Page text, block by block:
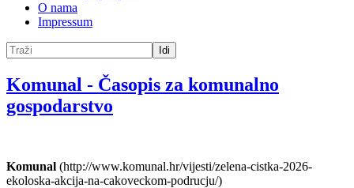
O nama
Impressum
Idi
Komunal - Časopis za komunalno
gospodarstvo
Komunal (http://www.komunal.hr/vijesti/zelena-cistka-2026-
ekoloska-akcija-na-cakoveckom-podrucju/)